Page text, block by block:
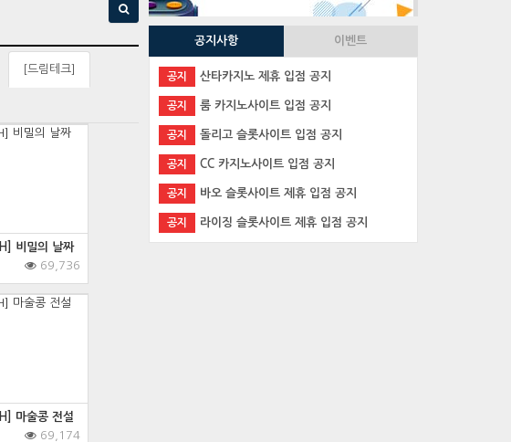
[드림테크]
비밀의 날짜
69,736
마술콩 전설
69,174
공지사항 이벤트
공지 산타카지노 제휴 입점 공지
공지 룸 카지노사이트 입점 공지
공지 돌리고 슬롯사이트 입점 공지
공지 CC 카지노사이트 입점 공지
공지 바오 슬롯사이트 제휴 입점 공지
공지 라이징 슬롯사이트 제휴 입점 공지